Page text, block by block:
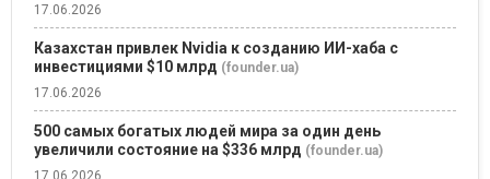
17.06.2026
Казахстан привлек Nvidia к созданию ИИ-хаба с
инвестициями $10 млрд (founder.ua)
17.06.2026
500 самых богатых людей мира за один день
увеличили состояние на $336 млрд (founder.ua)
17.06.2026